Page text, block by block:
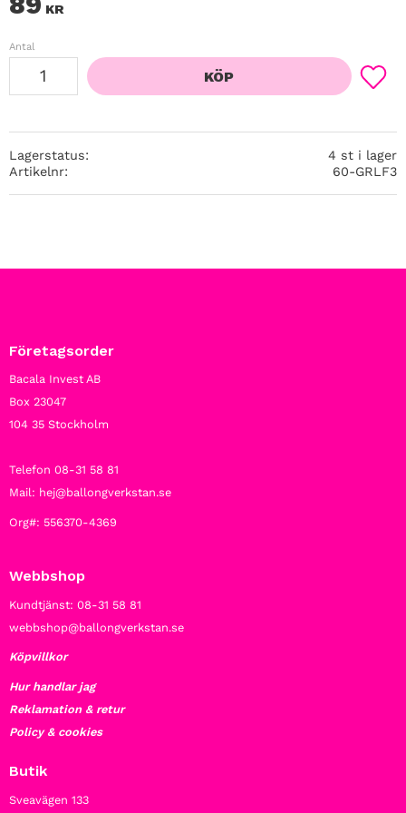
KR
Antal
KÖP
Lägg
Lagerstatus
4 st i lager
Artikelnr
60-GRLF3
Företagsorder
Bacala Invest AB
Box 23047
104 35 Stockholm
Telefon 08-31 58 81
Mail: hej@ballongverkstan.se
Org#: 556370-4369
Webbshop
Kundtjänst: 08-31 58 81
webbshop@ballongverkstan.se
Köpvillkor
Hur handlar jag
Reklamation & retur
Policy & cookies
Butik
Sveavägen 133